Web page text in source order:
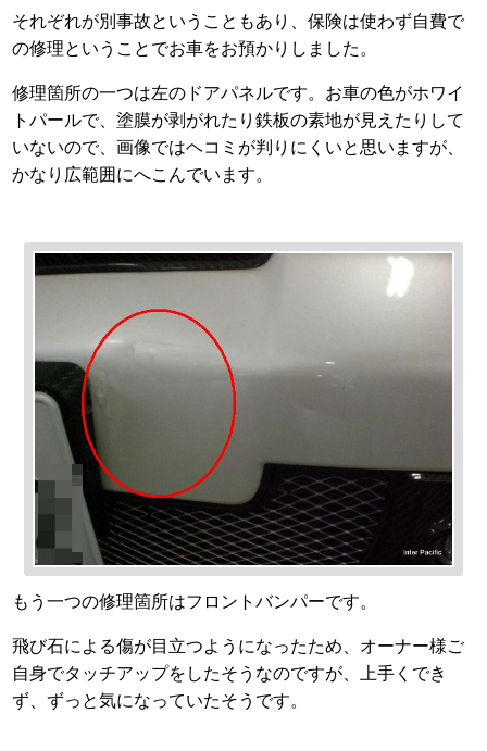
それぞれが別事故ということもあり、保険は使わず自費で
の修理ということでお車をお預かりしました。
修理箇所の一つは左のドアパネルです。お車の色がホワイ
トパールで、塗膜が剥がれたり鉄板の素地が見えたりして
いないので、画像ではヘコミが判りにくいと思いますが、
かなり広範囲にへこんでいます。
もう一つの修理箇所はフロントバンパーです。
飛び石による傷が目立つようになったため、オーナー様ご
自身でタッチアップをしたそうなのですが、上手くでき
ず、ずっと気になっていたそうです。